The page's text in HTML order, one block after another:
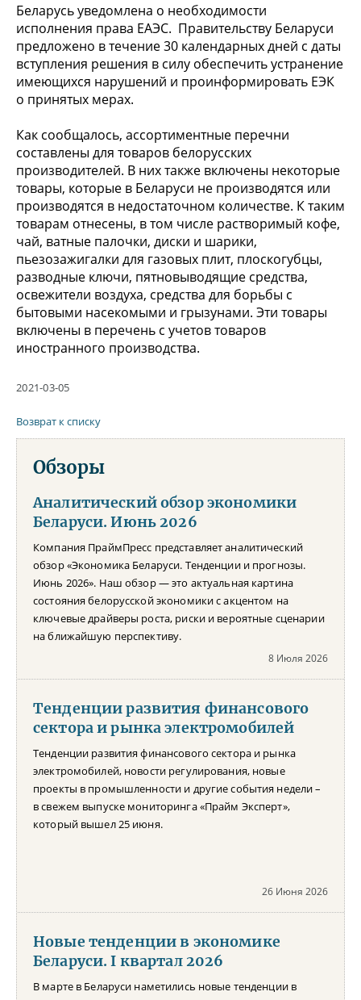
Беларусь уведомлена о необходимости
исполнения права ЕАЭС. Правительству Беларуси
предложено в течение 30 календарных дней с даты
вступления решения в силу обеспечить устранение
имеющихся нарушений и проинформировать ЕЭК
о принятых мерах.
Как сообщалось, ассортиментные перечни
составлены для товаров белорусских
производителей. В них также включены некоторые
товары, которые в Беларуси не производятся или
производятся в недостаточном количестве. К таким
товарам отнесены, в том числе растворимый кофе,
чай, ватные палочки, диски и шарики,
пьезозажигалки для газовых плит, плоскогубцы,
разводные ключи, пятновыводящие средства,
освежители воздуха, средства для борьбы с
бытовыми насекомыми и грызунами. Эти товары
включены в перечень с учетов товаров
иностранного производства.
2021-03-05
Возврат к списку
Обзоры
Аналитический обзор экономики
Беларуси. Июнь 2026
Компания ПраймПресс представляет аналитический
обзор «Экономика Беларуси. Тенденции и прогнозы.
Июнь 2026». Наш обзор — это актуальная картина
состояния белорусской экономики с акцентом на
ключевые драйверы роста, риски и вероятные сценарии
на ближайшую перспективу.
8 Июля 2026
Тенденции развития финансового
сектора и рынка электромобилей
Тенденции развития финансового сектора и рынка
электромобилей, новости регулирования, новые
проекты в промышленности и другие события недели –
в свежем выпуске мониторинга «Прайм Эксперт»,
который вышел 25 июня.
26 Июня 2026
Новые тенденции в экономике
Беларуси. I квартал 2026
В марте в Беларуси наметились новые тенденции в